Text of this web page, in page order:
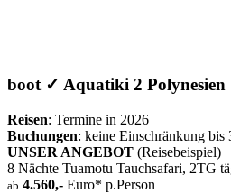
boot ✓ Aquatiki 2 Polynesien
Reisen: Termine in 2026
Buchungen: keine Einschränkung bis
UNSER ANGEBOT (Reisebeispiel)
8 Nächte Tuamotu Tauchsafari, 2TG
ab 4.560,- Euro* p.Person